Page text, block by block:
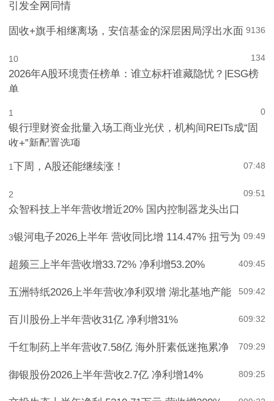
引发全网同情
136
9
固收+旗手相继离场，安信基金的深层困局浮出水面
134
10
2026年A股环境责任榜单：谁立标杆谁藏隐忧？|ESG榜
单
0
1
银行理财资金批量入场工商业光伏，机构间REITs成“固
收+”新配置选项
07:48
1 下周，A股还能继续涨！
09:51
2
众智科技上半年营收增近20% 国内控制器龙头出口
09:49
3银河电子2026上半年 营收同比增 114.47% 扭亏为
09:45
4
超频三上半年营收增33.72% 净利增53.20%
09:42
5
五洲特纸2026上半年营收净利双增 湖北基地产能
09:32
6
百川股份上半年营收31亿 净利增31%
09:29
7
千红制药上半年营收7.58亿 海外肝素低迷拖累净
09:25
8
御银股份2026上半年营收2.7亿 净利增14%